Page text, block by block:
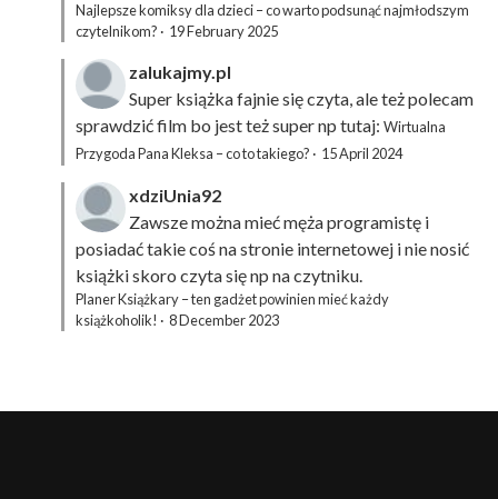
Najlepsze komiksy dla dzieci – co warto podsunąć najmłodszym
czytelnikom? · 19 February 2025
zalukajmy.pl
Super książka fajnie się czyta, ale też polecam
sprawdzić film bo jest też super np tutaj: Wirtualna
Przygoda Pana Kleksa – co to takiego? · 15 April 2024
xdziUnia92
Zawsze można mieć męża programistę i
posiadać takie coś na stronie internetowej i nie nosić
książki skoro czyta się np na czytniku.
Planer Książkary – ten gadżet powinien mieć każdy
książkoholik! · 8 December 2023